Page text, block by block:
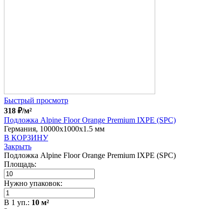
Быстрый просмотр
318 ₽/м²
Подложка Alpine Floor Orange Premium IXPE (SPC)
Германия, 10000x1000x1.5 мм
В КОРЗИНУ
Закрыть
Подложка Alpine Floor Orange Premium IXPE (SPC)
Площадь:
Нужно упаковок:
В 1 уп.: 10 м²